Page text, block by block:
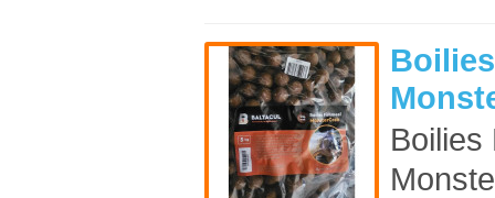
Boilies